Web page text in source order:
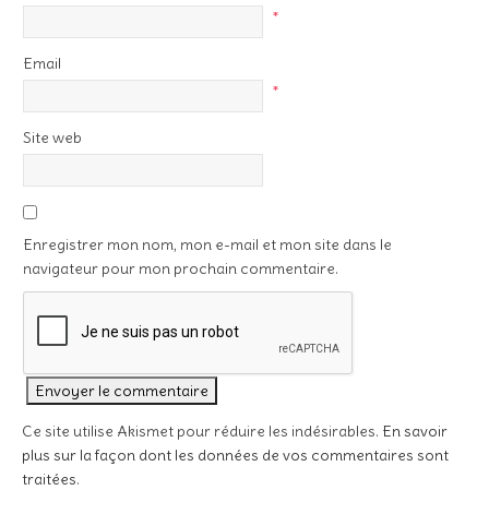
*
Email
*
Site web
Enregistrer mon nom, mon e-mail et mon site dans le
navigateur pour mon prochain commentaire.
Ce site utilise Akismet pour réduire les indésirables. En savoir
plus sur la façon dont les données de vos commentaires sont
traitées.